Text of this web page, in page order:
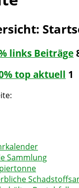
links Beiträge
top aktuell 1
Sammlung